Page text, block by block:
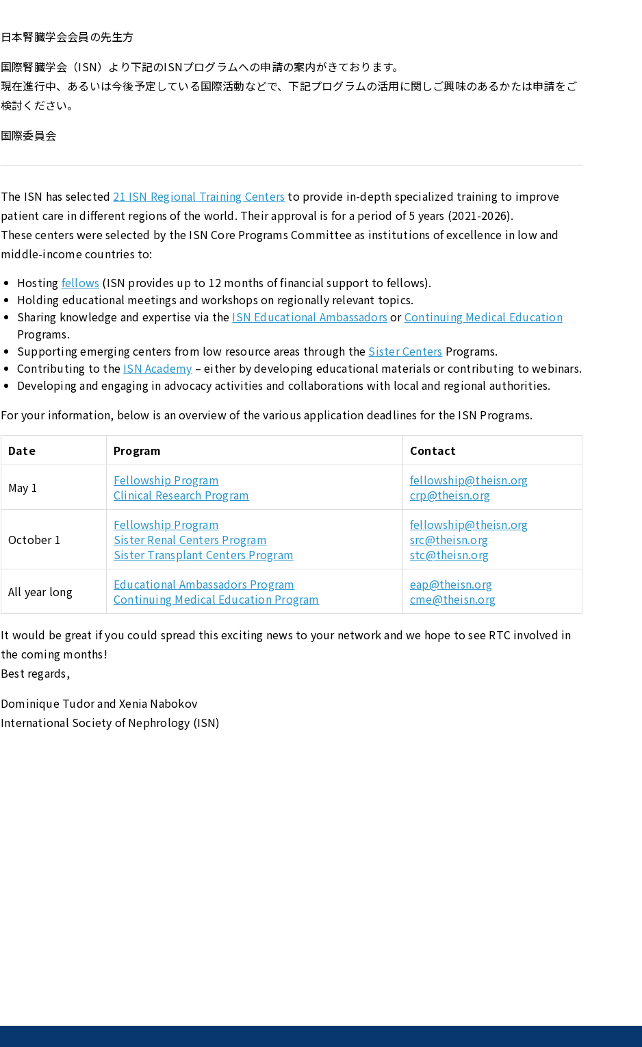
日本腎臓学会会員の先生方
国際腎臓学会（ISN）より下記のISNプログラムへの申請の案内がきております。
現在進行中、あるいは今後予定している国際活動などで、下記プログラムの活用に関しご興味のあるかたは申請をご
検討ください。
国際委員会
The ISN has selected 21 ISN Regional Training Centers to provide in-depth specialized training to improve
patient care in different regions of the world. Their approval is for a period of 5 years (2021-2026).
These centers were selected by the ISN Core Programs Committee as institutions of excellence in low and
middle-income countries to:
Hosting fellows (ISN provides up to 12 months of financial support to fellows).
Holding educational meetings and workshops on regionally relevant topics.
Sharing knowledge and expertise via the ISN Educational Ambassadors orContinuing Medical Education
Programs.
Supporting emerging centers from low resource areas through the Sister Centers Programs.
Contributing to the ISN Academy – either by developing educational materials or contributing to webinars.
Developing and engaging in advocacy activities and collaborations with local and regional authorities.
For your information, below is an overview of the various application deadlines for the ISN Programs.
Date Program Contact
May 1
Fellowship Program
Clinical Research Program
fellowship@theisn.org
crp@theisn.org
October 1
Fellowship Program
Sister Renal Centers Program
Sister Transplant Centers Program
fellowship@theisn.org
src@theisn.org
stc@theisn.org
All year long
Educational Ambassadors Program
Continuing Medical Education Program
eap@theisn.org
cme@theisn.org
It would be great if you could spread this exciting news to your network and we hope to see RTC involved in
the coming months!
Best regards,
Dominique Tudor and Xenia Nabokov
International Society of Nephrology (ISN)